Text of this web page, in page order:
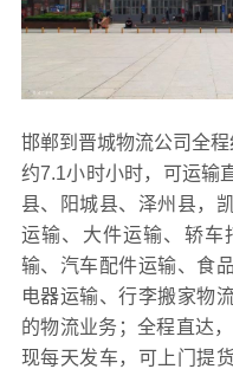
邯郸到晋城物流公司全
约7.1小时小时，可运输
县、阳城县、泽州县，
运输、大件运输、轿车
输、汽车配件运输、食
电器运输、行李搬家物
的物流业务；全程直达
现每天发车，可上门提